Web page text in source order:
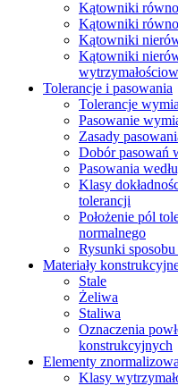
Kątowniki
Kątowniki
Kątowniki
Kątowniki
Tolerancje i pasowania
Tolerancje
Pasowanie
Zasady
Dobór pasowań
Pasowania
Klasy
tolerancji
Położenie pól
normalnego
Rysunki
Materiały
Stale
Żeliwa
Staliwa
Oznaczenia
konstrukcyjnych
Elementy
Klasy